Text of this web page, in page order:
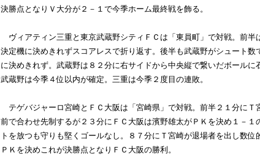
決勝点となりＶ大分が２－１で今季ホーム最終戦を飾る。
ヴィアティン三重と東京武蔵野シティＦＣは「東員町」で対戦。前半
決定機に決めきれずスコアレスで折り返す。後半も武蔵野がシュート
に決めきれず。武蔵野は８２分に右サイドから中央縦で繋いだボール
武蔵野は今季４位以内が確定。三重は今季２度目の連敗。
テゲバジャーロ宮崎とＦＣ大阪は「宮崎県」で対戦。前半２１分にＴ
前で合わせ先制するが２３分にＦＣ大阪は濱野雄太がＰＫを決め１－
トを放つも守りも堅くゴールなし。８７分にＴ宮崎が退場者を出し数
ＰＫを決めこれが決勝点となりＦＣ大阪の勝利。